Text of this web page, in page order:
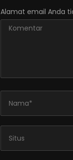
Alamat email Anda